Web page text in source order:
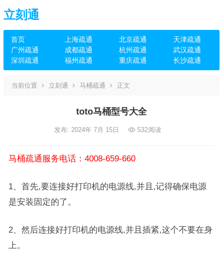
立刻通
首页 上海疏通 北京疏通
天津疏通
广州疏通
成都疏通 杭州疏通
武汉疏通
深圳疏通
福州疏通 重庆疏通 长沙疏通
当前位置 立刻通 马桶疏通 正文
toto马桶型号大全
发布: 2024年 7月 15日 532阅读
马桶疏通服务电话：4008-659-660
1、首先,要连接好打印机的电源线,并且,记得确保电源
是安装固定的了。
2、然后连接好打印机的电源线,并且插紧,这个不要在身
上。